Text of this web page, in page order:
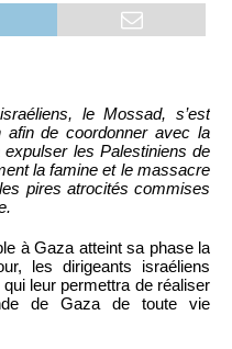
le Mossad, s’est
afin de coordonner avec la
les Palestiniens de
la famine et le massacre
pires atrocités commises
à Gaza atteint sa phase la
les dirigeants israéliens
leur permettra de réaliser
de Gaza de toute vie